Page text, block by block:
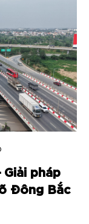
Giải pháp
Đông Bắc